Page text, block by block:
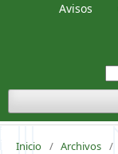
Avisos
Inicio / Archivos /